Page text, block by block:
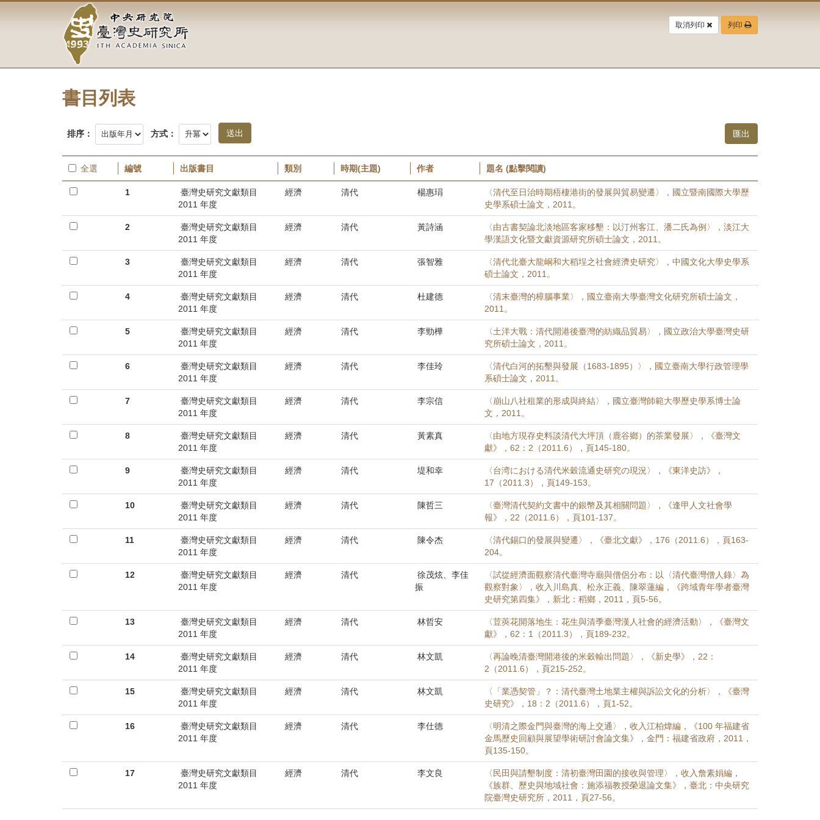
容
中
央
研
究
院-
臺
灣
史
研
究
所-
頁
取消列印 列印
書目列表
排序： 方式：
全選 編號 出版書目 類別 時期(主題) 作者 題名 (點擊閱讀)
1
臺灣史研究文獻類目
2011 年度
經濟 清代 楊惠琄
〈清代至日治時期梧棲港街的發展與貿易變遷〉，國立暨南國際大學歷
史學系碩士論文，2011。
2
臺灣史研究文獻類目
2011 年度
經濟 清代 黃詩涵
〈由古書契論北淡地區客家移墾：以汀州客江、潘二氏為例〉，淡江大
學漢語文化暨文獻資源研究所碩士論文，2011。
3
臺灣史研究文獻類目
2011 年度
經濟 清代 張智雅
〈清代北臺大龍峒和大稻埕之社會經濟史研究〉，中國文化大學史學系
碩士論文，2011。
4
臺灣史研究文獻類目
2011 年度
經濟 清代 杜建德
〈清末臺灣的樟腦事業〉，國立臺南大學臺灣文化研究所碩士論文，
2011。
5
臺灣史研究文獻類目
2011 年度
經濟 清代 李勁樺
〈土洋大戰：清代開港後臺灣的紡織品貿易〉，國立政治大學臺灣史研
究所碩士論文，2011。
6
臺灣史研究文獻類目
2011 年度
經濟 清代 李佳玲
〈清代白河的拓墾與發展（1683-1895）〉，國立臺南大學行政管理學
系碩士論文，2011。
7
臺灣史研究文獻類目
2011 年度
經濟 清代 李宗信
〈崩山八社租業的形成與終結〉，國立臺灣師範大學歷史學系博士論
文，2011。
8
臺灣史研究文獻類目
2011 年度
經濟 清代 黃素真
〈由地方現存史料談清代大坪頂（鹿谷鄉）的茶業發展〉，《臺灣文
獻》，62：2（2011.6），頁145-180。
9
臺灣史研究文獻類目
2011 年度
經濟 清代 堤和幸
〈台湾における清代米穀流通史研究の現況〉，《東洋史訪》，
17（2011.3），頁149-153。
10
臺灣史研究文獻類目
2011 年度
經濟 清代 陳哲三
〈臺灣清代契約文書中的銀幣及其相關問題〉，《逢甲人文社會學
報》，22（2011.6），頁101-137。
11
臺灣史研究文獻類目
2011 年度
經濟 清代 陳令杰
〈清代錫口的發展與變遷〉，《臺北文獻》，176（2011.6），頁163-
204。
12
臺灣史研究文獻類目
2011 年度
經濟 清代
徐茂炫、李佳
振
〈試從經濟面觀察清代臺灣寺廟與僧侶分布：以〈清代臺灣僧人錄〉為
觀察對象〉，收入川島真、松永正義、陳翠蓮編，《跨域青年學者臺灣
史研究第四集》，新北：稻鄉，2011，頁5-56。
13
臺灣史研究文獻類目
2011 年度
經濟 清代 林哲安
〈荳莢花開落地生：花生與清季臺灣漢人社會的經濟活動〉，《臺灣文
獻》，62：1（2011.3），頁189-232。
14
臺灣史研究文獻類目
2011 年度
經濟 清代 林文凱
〈再論晚清臺灣開港後的米穀輸出問題〉，《新史學》，22：
2（2011.6），頁215-252。
15
臺灣史研究文獻類目
2011 年度
經濟 清代 林文凱
〈「業憑契管」？：清代臺灣土地業主權與訴訟文化的分析〉，《臺灣
史研究》，18：2（2011.6），頁1-52。
16
臺灣史研究文獻類目
2011 年度
經濟 清代 李仕德
〈明清之際金門與臺灣的海上交通〉，收入江柏煒編，《100 年福建省
金馬歷史回顧與展望學術研討會論文集》，金門：福建省政府，2011，
頁135-150。
17
臺灣史研究文獻類目
2011 年度
經濟 清代 李文良
〈民田與請墾制度：清初臺灣田園的接收與管理〉，收入詹素娟編，
《族群、歷史與地域社會：施添福教授榮退論文集》，臺北：中央研究
院臺灣史研究所，2011，頁27-56。